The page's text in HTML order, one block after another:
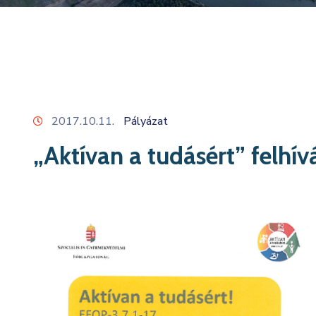
2017.10.11. Pályázat
„Aktívan a tudásért”